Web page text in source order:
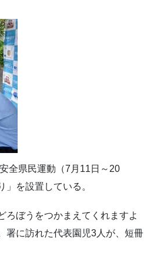
全県民運動（7月11日～20
を設置している。
ろぼうをつかまえてくれますよ
署に訪れた代表園児3人が、短冊